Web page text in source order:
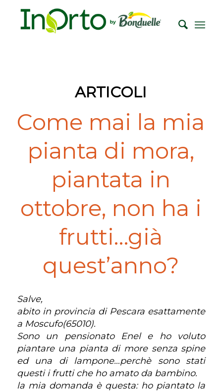
ARTICOLI
Come mai la mia
pianta di mora,
piantata in
ottobre, non ha i
frutti…già
quest’anno?
Salve,
abito in provincia di Pescara esattamente
a Moscufo(65010).
Sono un pensionato Enel e ho voluto
piantare una pianta di more senza spine
ed una di lampone…perchè sono stati
questi i frutti che ho amato da bambino.
la mia domanda è questa: ho piantato la